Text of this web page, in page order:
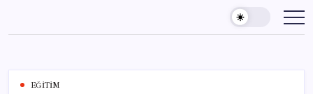
content
EĞITIM